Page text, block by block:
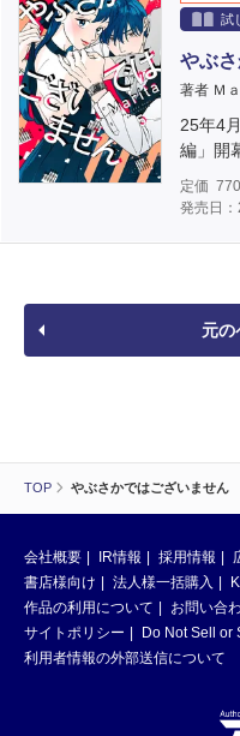
TOP やぶさかではございません
試
やぶ
著者 Ｍ
25年4
編」開
定価 770
発売日
元の
会社概要 IR情報 採用情報
書店様向け
法人様一括購入
作品の利用について
お問い合
サイトポリシー
Do Not Sell or
利用者情報の外部送信について